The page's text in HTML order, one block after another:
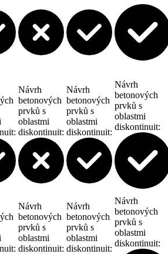
:
Návrh
betonových
prvků s
oblastmi
diskontinuit:
Návrh
betonových
prvků s
oblastmi
diskontinuit:
Návrh
betonových
prvků s
oblastmi
diskontinuit:
:
Návrh
betonových
prvků s
oblastmi
diskontinuit:
Návrh
betonových
prvků s
oblastmi
diskontinuit:
Návrh
betonových
prvků s
oblastmi
diskontinuit: